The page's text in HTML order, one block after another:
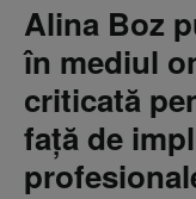
Alina Boz
în mediul
criticată
față de